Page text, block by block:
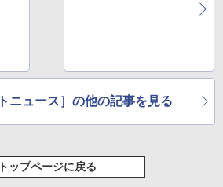
ニュース］の他の記事を見る
トップページに戻る